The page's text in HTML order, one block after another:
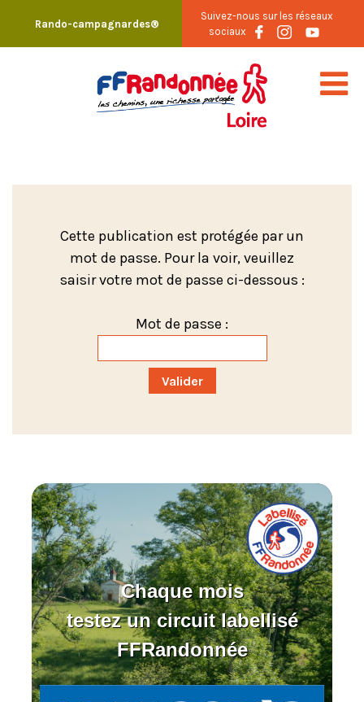
content
Rando-campagnardes®
Suivez-nous sur les réseaux
sociaux
Cette publication est protégée par un
mot de passe. Pour la voir, veuillez
saisir votre mot de passe ci-dessous :
Mot de passe :
Chaque mois
testez un circuit labellisé
FFRandonnée